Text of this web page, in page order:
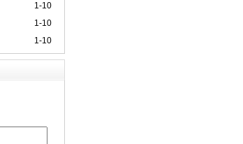
1-10
1-10
1-10